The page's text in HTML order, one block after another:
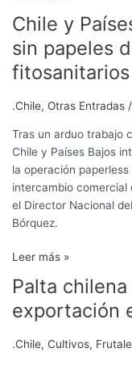
Chile y
sin papeles
fitosanitarios
.Chile, Otras Entradas /
Tras un arduo trabajo
Chile y Países Bajos
la operación
intercambio comercial
el Director Nacional
Bórquez.
Chile
Países
Bajos
operación
sin
papeles
de
certificados
fitosanitarios
Leer más »
Palta
exportación
.Chile, Cultivos,
Palta
alcanza
mayor